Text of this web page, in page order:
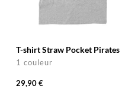
T-shirt Straw Pocket Pirates
1 couleur
29,90 €